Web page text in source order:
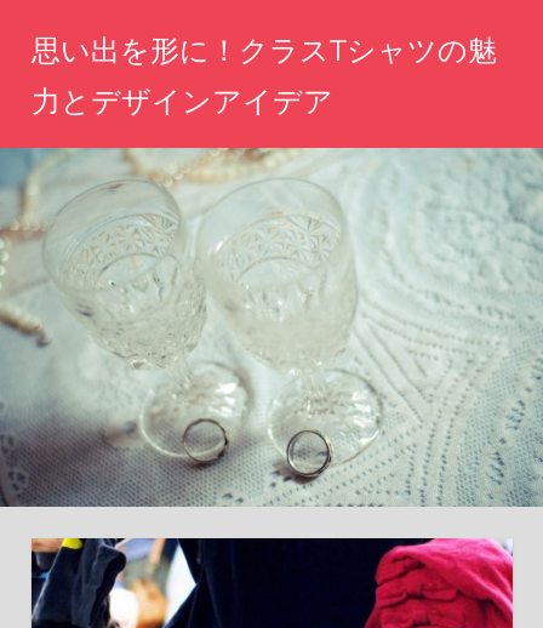
ツ
へ
ス
キ
ッ
プ
思い出を形に！クラスTシャツの魅
力とデザインアイデア
い
出
デ
ン
に
め
て、
み
ん
な
で
笑
顔
に